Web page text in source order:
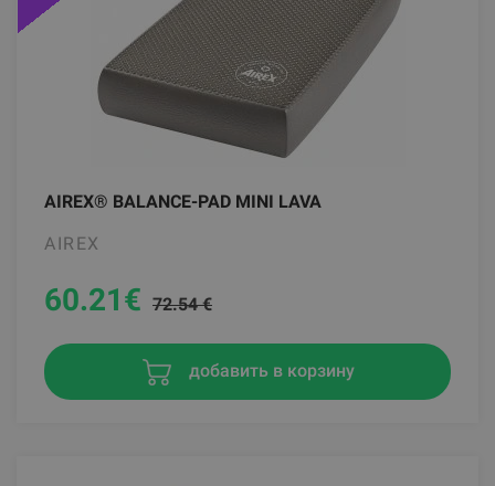
AIREX® BALANCE-PAD MINI LAVA
AIREX
60.21€ 72.54 €
добавить в корзину